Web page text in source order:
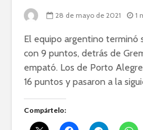
28 de mayo de 2021 1
El equipo argentino terminó
con 9 puntos, detrás de
empató. Los de Porto
16 puntos y pasaron a la
Compártelo: